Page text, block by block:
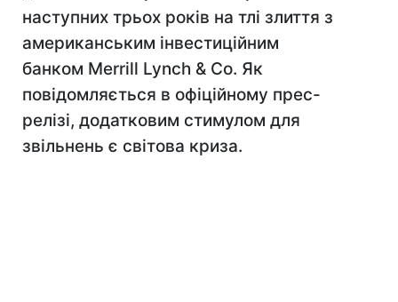
наступних трьох років на тлі злиття з
американським інвестиційним
банком Merrill Lynch & Co. Як
повідомляється в офіційному прес-
релізі, додатковим стимулом для
звільнень є світова криза.